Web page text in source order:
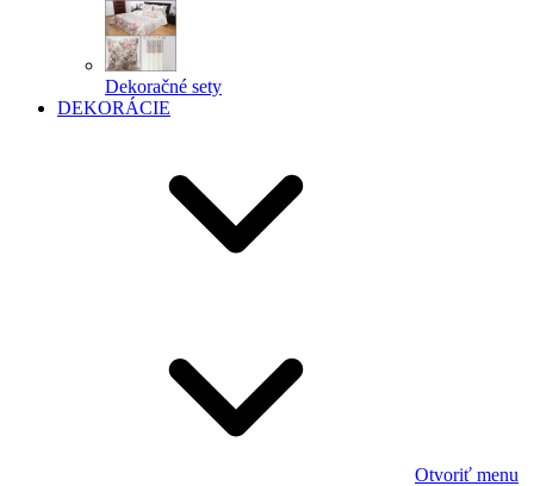
Dekoračné sety
DEKORÁCIE
Otvoriť menu